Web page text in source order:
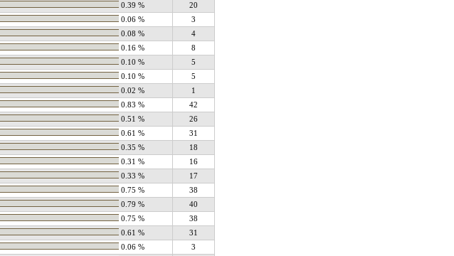
0.39 %
20
0.06 %
3
0.08 %
4
0.16 %
8
0.10 %
5
0.10 %
5
0.02 %
1
0.83 %
42
0.51 %
26
0.61 %
31
0.35 %
18
0.31 %
16
0.33 %
17
0.75 %
38
0.79 %
40
0.75 %
38
0.61 %
31
0.06 %
3